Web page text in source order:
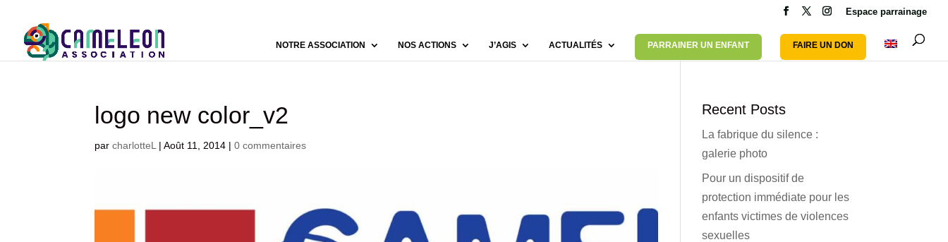
Espace parrainage
NOTRE ASSOCIATION NOS ACTIONS J’AGIS ACTUALITÉS PARRAINER UN ENFANT FAIRE UN DON
logo new color_v2
parcharlotteL |Août 11, 2014 |0 commentaires
Recent Posts
La fabrique du silence :
galerie photo
Pour un dispositif de
protection immédiate pour les
enfants victimes de violences
sexuelles